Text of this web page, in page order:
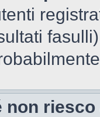
non